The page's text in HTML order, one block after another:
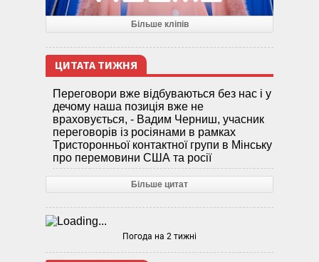
Більше кліпів
ЦИТАТА ТИЖНЯ
Переговори вже відбуваються без нас і у
дечому наша позиція вже не
враховується, - Вадим Черниш, учасник
переговорів із росіянами в рамках
Тристоронньої контактної групи в Мінську
про перемовини США та росії
Більше цитат
Погода на 2 тижні